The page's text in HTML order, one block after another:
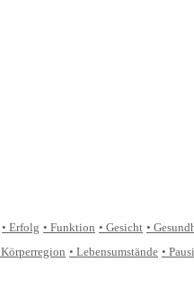
Erfolg Funktion Gesicht
Körperregion Lebensumstände